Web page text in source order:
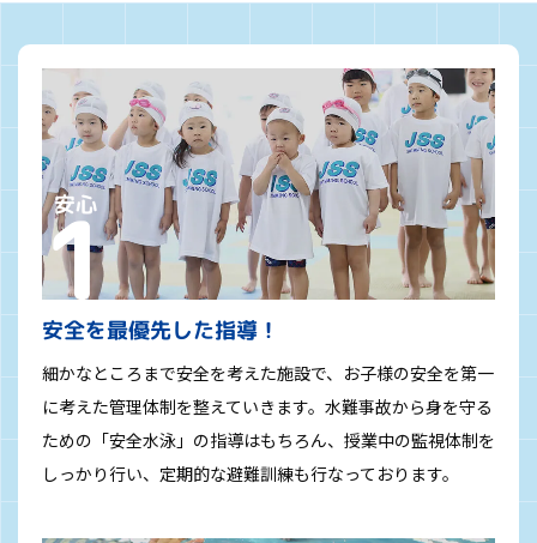
安全を最優先した指導！
細かなところまで安全を考えた施設で、お子様の安全を第一
に考えた管理体制を整えていきます。水難事故から身を守る
ための「安全水泳」の指導はもちろん、授業中の監視体制を
しっかり行い、定期的な避難訓練も行なっております。